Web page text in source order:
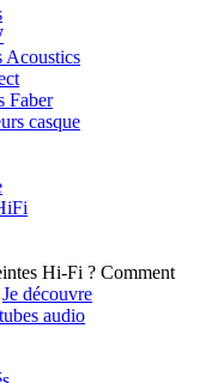
Acoustics
Faber
casque
Comment
Je découvre
audio